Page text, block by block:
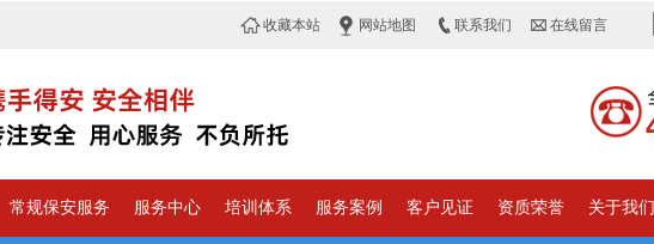
收藏本站 网站地图 联系我们 在线留言
常规保安服务 服务中心 培训体系 服务案例 客户见证 资质荣誉 关于我们